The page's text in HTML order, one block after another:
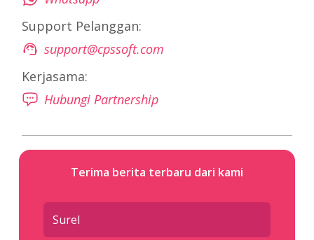
Support Pelanggan:
support@cpssoft.com
Kerjasama:
Hubungi Partnership
Terima berita terbaru dari kami